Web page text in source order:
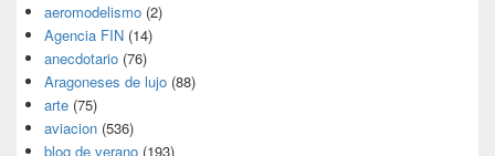
aeromodelismo (2)
Agencia FIN (14)
anecdotario (76)
Aragoneses de lujo (88)
arte (75)
aviacion (536)
blog de verano (193)